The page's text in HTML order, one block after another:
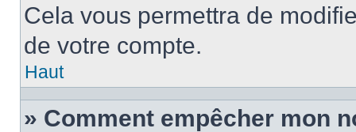
Cela vous permettra de
de votre compte.
Haut
» Comment empêcher mon